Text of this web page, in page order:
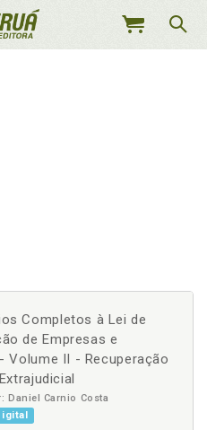
MEU
Completos à Lei de
de Empresas e
Volume II - Recuperação
Daniel Carnio Costa